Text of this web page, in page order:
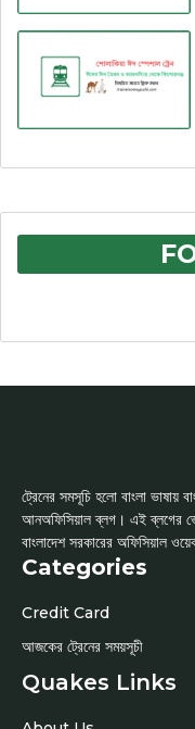
ট্রেনের সমসূচি হলো বাংলা ভাষায়
আনঅফিসিয়াল ব্লগ। এই ব্লগের
বাংলাদেশ সরকারের অফিসিয়াল
Categories
Credit Card
আজকের ট্রেনের সময়সূচী
Quakes Links